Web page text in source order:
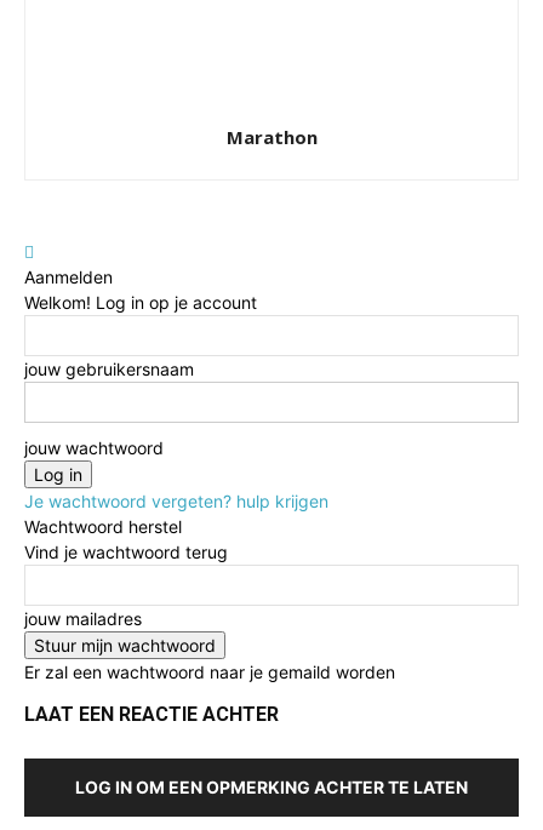
Marathon
Aanmelden
Welkom! Log in op je account
jouw gebruikersnaam
jouw wachtwoord
Je wachtwoord vergeten? hulp krijgen
Wachtwoord herstel
Vind je wachtwoord terug
jouw mailadres
Er zal een wachtwoord naar je gemaild worden
LAAT EEN REACTIE ACHTER
LOG IN OM EEN OPMERKING ACHTER TE LATEN